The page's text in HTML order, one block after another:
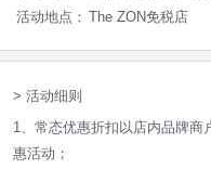
活动地点： The ZON免税店
> 活动细则
1、常态优惠折扣以店内品牌
惠活动；